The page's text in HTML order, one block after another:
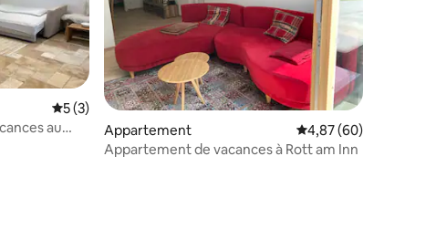
Évaluation moyenne sur la base de 3 commentaires : 5 sur 5
5 (3)
au
Appartement Évaluation moyenne
4,87 (60)
Appartement de vacances à Rott am Inn